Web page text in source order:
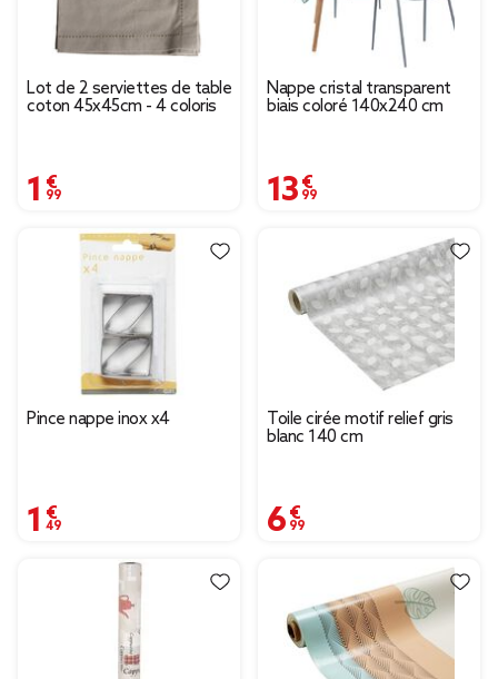
Lot de 2 serviettes de table
coton 45x45cm - 4 coloris
1,99 €
Nappe cristal transparent
biais coloré 140x240 cm
13,99 €
Pince nappe inox x4
1,49 €
Toile cirée motif relief gris
blanc 140 cm
6,99 €